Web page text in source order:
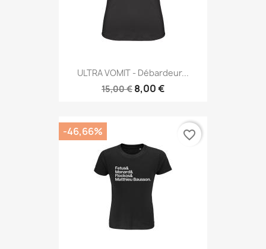
ULTRA VOMIT - Débardeur...
15,00 € 8,00 €
-46,66% favorite_border